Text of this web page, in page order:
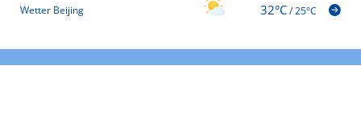
Wetter Beijing 32°C/25°C